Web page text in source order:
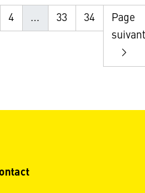
4 ... 33 34
Page